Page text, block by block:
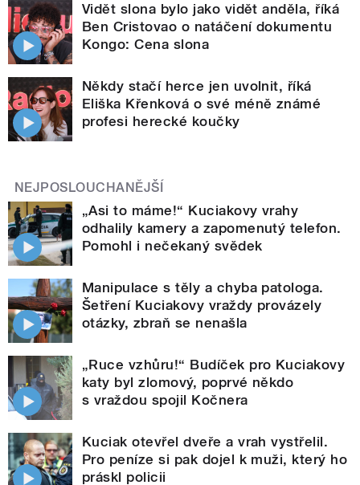
Vidět slona bylo jako vidět anděla, říká
Ben Cristovao o natáčení dokumentu
Kongo: Cena slona
Někdy stačí herce jen uvolnit, říká
Eliška Křenková o své méně známé
profesi herecké koučky
NEJPOSLOUCHANĚJŠÍ
„Asi to máme!“ Kuciakovy vrahy
odhalily kamery a zapomenutý telefon.
Pomohl i nečekaný svědek
Manipulace s těly a chyba patologa.
Šetření Kuciakovy vraždy provázely
otázky, zbraň se nenašla
„Ruce vzhůru!“ Budíček pro Kuciakovy
katy byl zlomový, poprvé někdo
s vraždou spojil Kočnera
Kuciak otevřel dveře a vrah vystřelil.
Pro peníze si pak dojel k muži, který ho
práskl policii